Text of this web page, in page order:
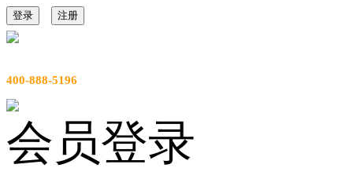
登录 注册
400-888-5196
会员登录